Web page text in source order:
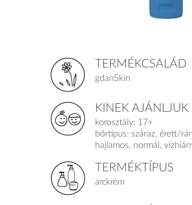
TERMÉKCSALÁD
gdanSkin
KINEK AJÁNLJUK
korosztály: 17+
bőrtípus: száraz, érett/
hajlamos, normál,
TERMÉKTÍPUS
arckrém